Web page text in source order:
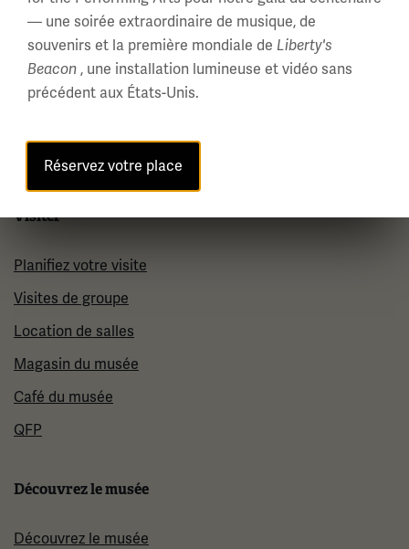
À propos de nous
Politiques et permis
Contactez-Nous
Visiter
Planifiez votre visite
Visites de groupe
Location de salles
Magasin du musée
Café du musée
QFP
Découvrez le musée
Découvrez le musée
— une soirée extraordinaire de musique, de
souvenirs et la première mondiale de Liberty's
Beacon , une installation lumineuse et vidéo sans
précédent aux États-Unis.
Réservez votre place